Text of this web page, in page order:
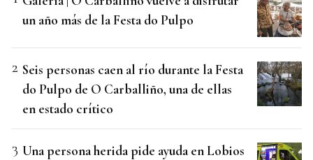
un año más de la Festa do Pulpo
Seis personas caen al río durante la Festa
do Pulpo de O Carballiño, una de ellas
en estado crítico
Una persona herida pide ayuda en Lobios